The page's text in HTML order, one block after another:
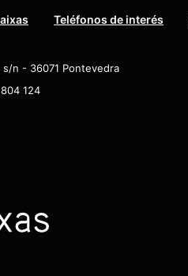
Teléfonos de interés
s/n - 36071 Pontevedra
124